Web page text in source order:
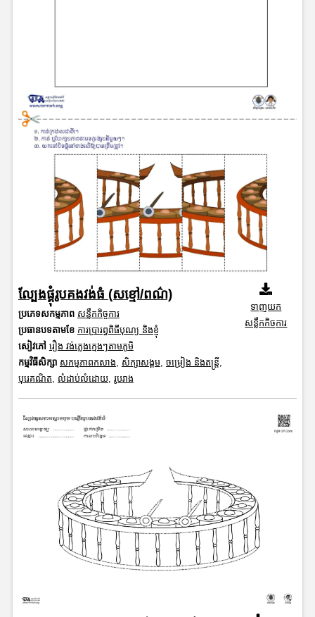
ល្បែងផ្គុំរូបគងវង់ធំ (សខ្មៅ/ពណ៌)
ប្រភេទសកម្មភាព សន្លឹកកិច្ចការ
ប្រធានបទតាមខែ ការប្រារព្ធពិធីបុណ្យ និងខ្ញុំ
សៀវភៅ រឿង វង់ភ្លេងក្មេងៗតាមភូមិ
កម្មវិធីសិក្សា សកម្មភាពកសាង, សិក្សាសង្គម, ចម្រៀង និងតន្ត្រី,
បុរេគណិត, លំដាប់លំដោយ, រូបរាង
ទាញយក
សន្លឹកកិច្ចការ